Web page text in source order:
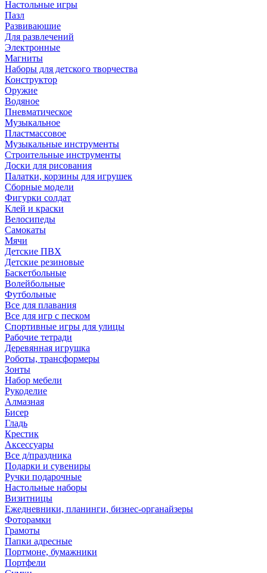
Настольные игры
Пазл
Развиваюшие
Для развлечений
Электронные
Магниты
Наборы для детского творчества
Конструктор
Оружие
Водяное
Пневматическое
Музыкальное
Пластмассовое
Музыкальные инструменты
Строительные инструменты
Доски для рисования
Палатки, корзины для игрушек
Сборные модели
Фигурки солдат
Клей и краски
Велосипеды
Самокаты
Мячи
Детские ПВХ
Детские резиновые
Баскетбольные
Волейбольные
Футбольные
Все для плавания
Все для игр с песком
Спортивные игры для улицы
Рабочие тетради
Деревянная игрушка
Роботы, трансформеры
Зонты
Набор мебели
Рукоделие
Алмазная
Бисер
Гладь
Крестик
Аксессуары
Все д/праздника
Подарки и сувениры
Ручки подарочные
Настольные наборы
Визитницы
Ежедневники, планинги, бизнес-органайзеры
Фоторамки
Грамоты
Папки адресные
Портмоне, бумажники
Портфели